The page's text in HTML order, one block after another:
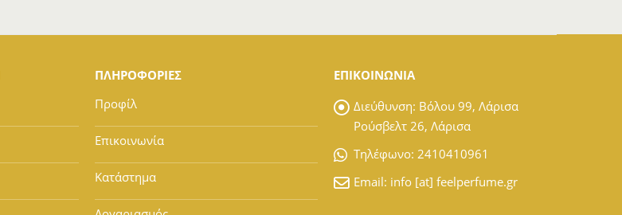
ΠΛΗΡΟΦΟΡΙΕΣ
Προφίλ
Επικοινωνία
Κατάστημα
ΕΠΙΚΟΙΝΩΝΙΑ
Διεύθυνση: Βόλου 99, Λάρισα
Ρούσβελτ 26, Λάρισα
Tηλέφωνο: 2410410961
Email: info [at] feelperfume.gr